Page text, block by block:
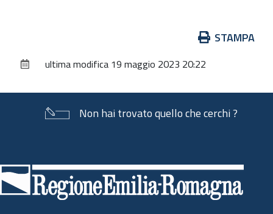
documento
STAMPA
ultima modifica 19 maggio 2023 20:22
Non hai trovato quello che cerchi ?
di
pagina